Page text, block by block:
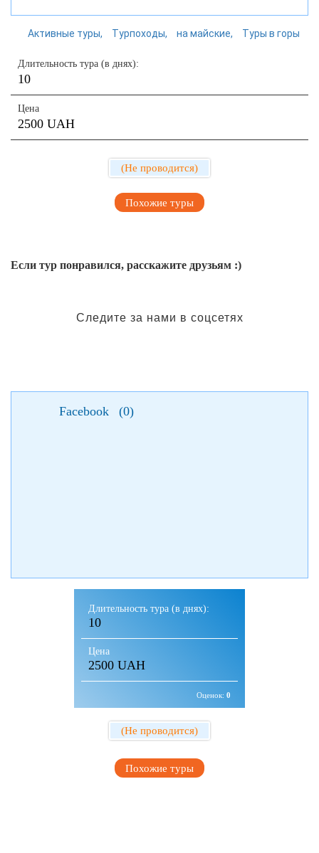
Активные туры Турпоходы на майские Туры в горы
Длительность тура (в днях):
10
Цена
2500 UAH
(Не проводится)
Похожие туры
Если тур понравился, расскажите друзьям :)
Следите за нами в соцсетях
Facebook (0)
Длительность тура (в днях):
10
Цена
2500 UAH
Оценок: 0
(Не проводится)
Похожие туры